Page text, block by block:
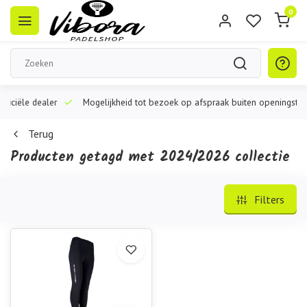
0
dealer Mogelijkheid tot bezoek op afspraak buiten openingstijden
Terug
Producten getagd met 2024/2026 collectie
Filters